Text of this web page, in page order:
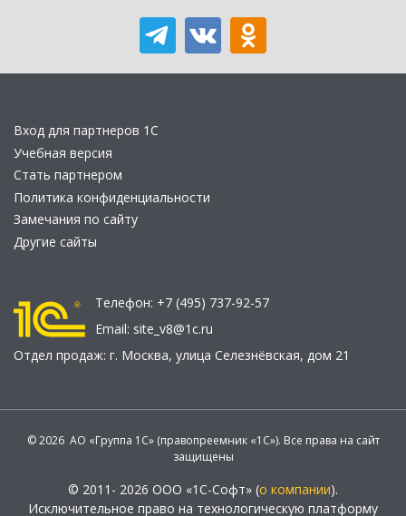
Вход для партнеров 1С
Учебная версия
Стать партнером
Политика конфиденциальности
Замечания по сайту
Другие сайты
Телефон: +7 (495) 737-92-57
Email: site_v8@1c.ru
Отдел продаж: г. Москва, улица Селезнёвская, дом 21
© 2026 АО «Группа 1С» (правопреемник «1С»). Все права на сайт
защищены
© 2011- 2026 ООО «1С-Софт» (о компании).
Исключительное право на технологическую платформу